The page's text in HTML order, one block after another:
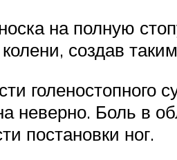
на полную
колени, создав
голеностопного
неверно. Боль в
постановки ног.